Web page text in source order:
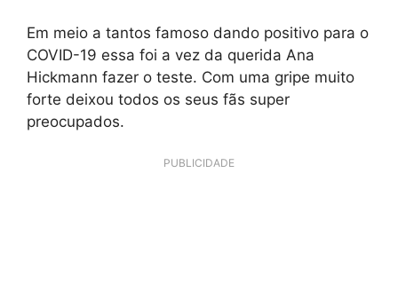
Em meio a tantos famoso dando positivo para o
COVID-19 essa foi a vez da querida Ana
Hickmann fazer o teste. Com uma gripe muito
forte deixou todos os seus fãs super
preocupados.
PUBLICIDADE